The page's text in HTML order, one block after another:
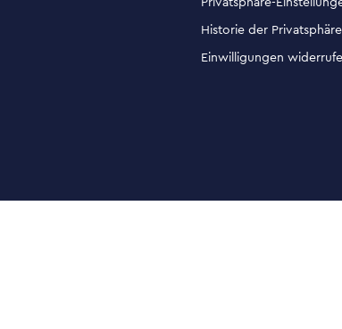
Privatsphäre-
Historie der
Einwilligungen